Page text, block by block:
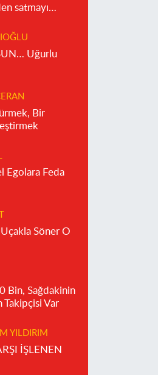
satmayı
Uğurlu
Bir
Egolara Feda
Söner O
Bin, Sağdakinin
Takipçisi Var
YILDIRIM
İŞLENEN